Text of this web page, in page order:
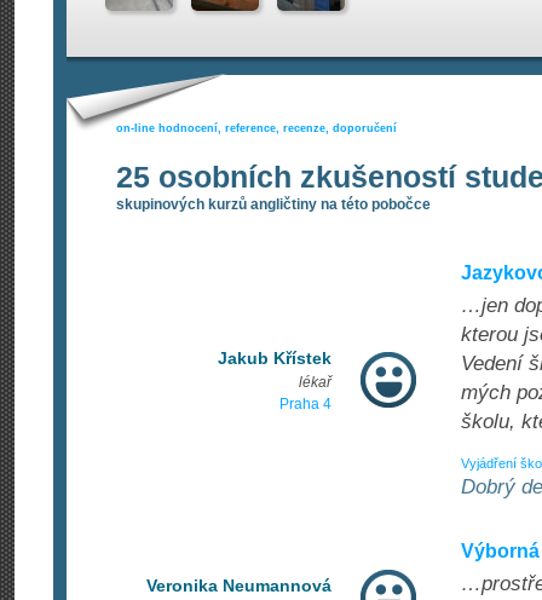
on-line hodnocení, reference, recenze, doporučení
25 osobních zkušeností
skupinových kurzů angličtiny na této pobočce
Jakub Křístek
lékař
Praha 4
…jen
kterou
Vedení
mých
školu,
Vyjádření
Dobrý
Veronika Neumannová